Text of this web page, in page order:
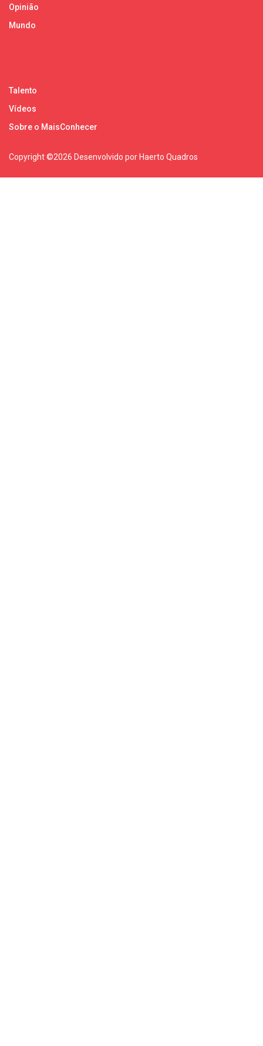
Opinião
Mundo
Talento
Vídeos
Sobre o MaisConhecer
Copyright ©2026 Desenvolvido por Haerto Quadros